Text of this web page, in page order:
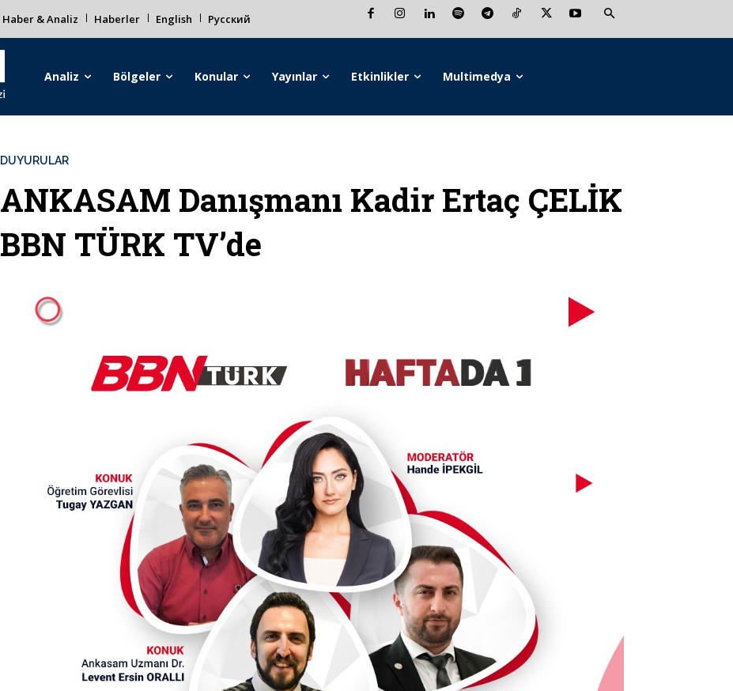
Haber & Analiz Haberler English Русский
Analiz Bölgeler Konular Yayınlar Etkinlikler Multimedya
DUYURULAR
ANKASAM Danışmanı Kadir Ertaç ÇELİK
BBN TÜRK TV’de